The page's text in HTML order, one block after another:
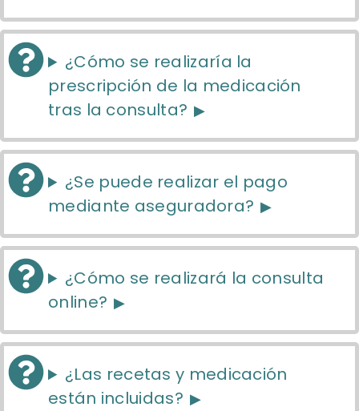
¿Cómo se realizaría la
prescripción de la medicación
tras la consulta?
¿Se puede realizar el pago
mediante aseguradora?
¿Cómo se realizará la consulta
online?
¿Las recetas y medicación
están incluidas?